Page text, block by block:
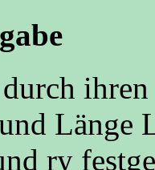
Länge
ry